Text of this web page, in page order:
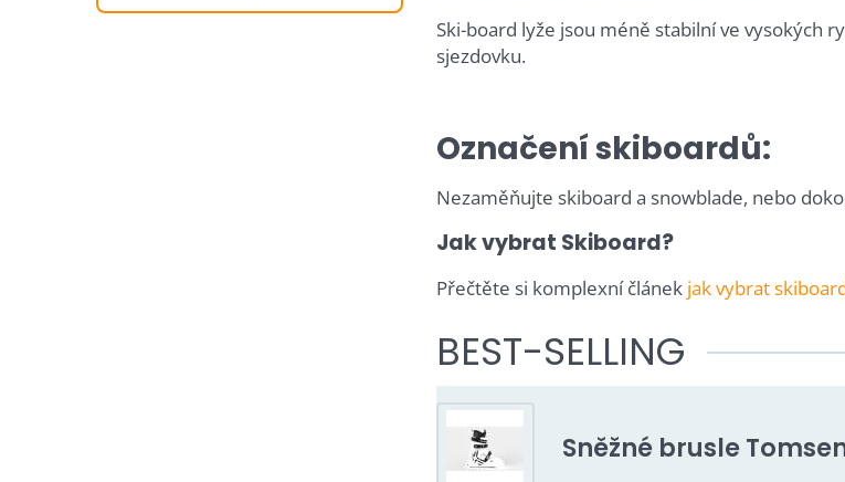
Ski-board lyže jsou méně stabilní ve vysokých
sjezdovku.
Označení skiboardů:
Nezaměňujte skiboard a snowblade, nebo
Jak vybrat Skiboard?
Přečtěte si komplexní článek jak vybrat
BEST-SELLING
Sněžné brusle